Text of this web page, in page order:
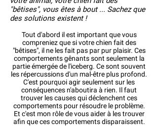
"bêtises", vous êtes à bout ... Sachez que
des solutions existent !
Tout d'abord il est important que vous
compreniez que si votre chien fait des
"bêtises", il ne les fait pas par pur plaisir. Ces
comportements gênants sont seulement la
partie émergée de l'iceberg. Ce sont souvent
les répercussions d'un mal-être plus profond.
C'est pourquoi agir seulement sur les
conséquences n'aboutira à rien. Il faut
trouver les causes qui déclenchent ces
comportements pour résoudre le problème.
Et c'est mon rôle de vous aider à les trouver
afin que ces comportements disparaissent.